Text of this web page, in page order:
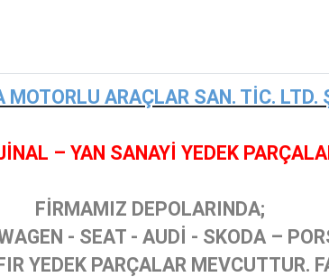
MOTORLU ARAÇLAR SAN. TİC. LTD.
– YAN SANAYİ YEDEK
FİRMAMIZ DEPOLARINDA;
- SEAT - AUDİ - SKODA –
YEDEK PARÇALAR MEVCUTTUR.